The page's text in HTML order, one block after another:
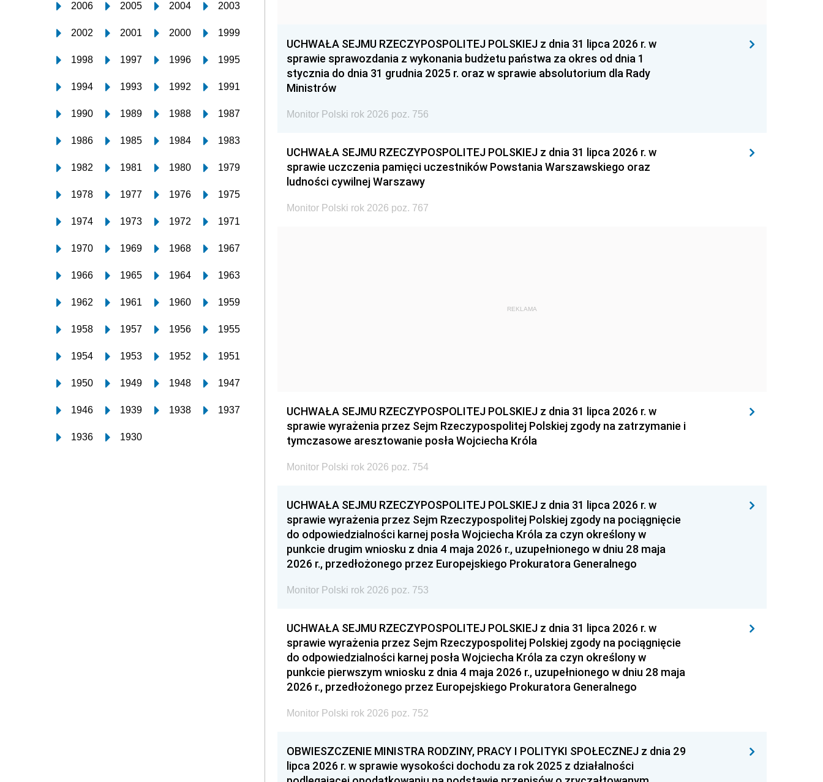
2006 2005 2004 2003
2002 2001 2000 1999
1998 1997 1996 1995
1994 1993 1992 1991
1990 1989 1988 1987
1986 1985 1984 1983
1982 1981 1980 1979
1978 1977 1976 1975
1974 1973 1972 1971
1970 1969 1968 1967
1966 1965 1964 1963
1962 1961 1960 1959
1958 1957 1956 1955
1954 1953 1952 1951
1950 1949 1948 1947
1946 1939 1938 1937
1936 1930
UCHWAŁA SEJMU RZECZYPOSPOLITEJ POLSKIEJ z dnia 31 lipca 2026 r. w
sprawie sprawozdania z wykonania budżetu państwa za okres od dnia 1
stycznia do dnia 31 grudnia 2025 r. oraz w sprawie absolutorium dla Rady
Ministrów
Monitor Polski rok 2026 poz. 756
UCHWAŁA SEJMU RZECZYPOSPOLITEJ POLSKIEJ z dnia 31 lipca 2026 r. w
sprawie uczczenia pamięci uczestników Powstania Warszawskiego oraz
ludności cywilnej Warszawy
Monitor Polski rok 2026 poz. 767
REKLAMA
UCHWAŁA SEJMU RZECZYPOSPOLITEJ POLSKIEJ z dnia 31 lipca 2026 r. w
sprawie wyrażenia przez Sejm Rzeczypospolitej Polskiej zgody na zatrzymanie i
tymczasowe aresztowanie posła Wojciecha Króla
Monitor Polski rok 2026 poz. 754
UCHWAŁA SEJMU RZECZYPOSPOLITEJ POLSKIEJ z dnia 31 lipca 2026 r. w
sprawie wyrażenia przez Sejm Rzeczypospolitej Polskiej zgody na pociągnięcie
do odpowiedzialności karnej posła Wojciecha Króla za czyn określony w
punkcie drugim wniosku z dnia 4 maja 2026 r., uzupełnionego w dniu 28 maja
2026 r., przedłożonego przez Europejskiego Prokuratora Generalnego
Monitor Polski rok 2026 poz. 753
UCHWAŁA SEJMU RZECZYPOSPOLITEJ POLSKIEJ z dnia 31 lipca 2026 r. w
sprawie wyrażenia przez Sejm Rzeczypospolitej Polskiej zgody na pociągnięcie
do odpowiedzialności karnej posła Wojciecha Króla za czyn określony w
punkcie pierwszym wniosku z dnia 4 maja 2026 r., uzupełnionego w dniu 28 maja
2026 r., przedłożonego przez Europejskiego Prokuratora Generalnego
Monitor Polski rok 2026 poz. 752
OBWIESZCZENIE MINISTRA RODZINY, PRACY I POLITYKI SPOŁECZNEJ z dnia 29
lipca 2026 r. w sprawie wysokości dochodu za rok 2025 z działalności